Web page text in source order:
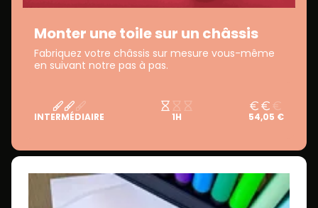
Monter une toile sur un châssis
Fabriquez votre châssis sur mesure vous-même
en suivant notre pas à pas.
INTERMÉDIAIRE 1H 54,05 €